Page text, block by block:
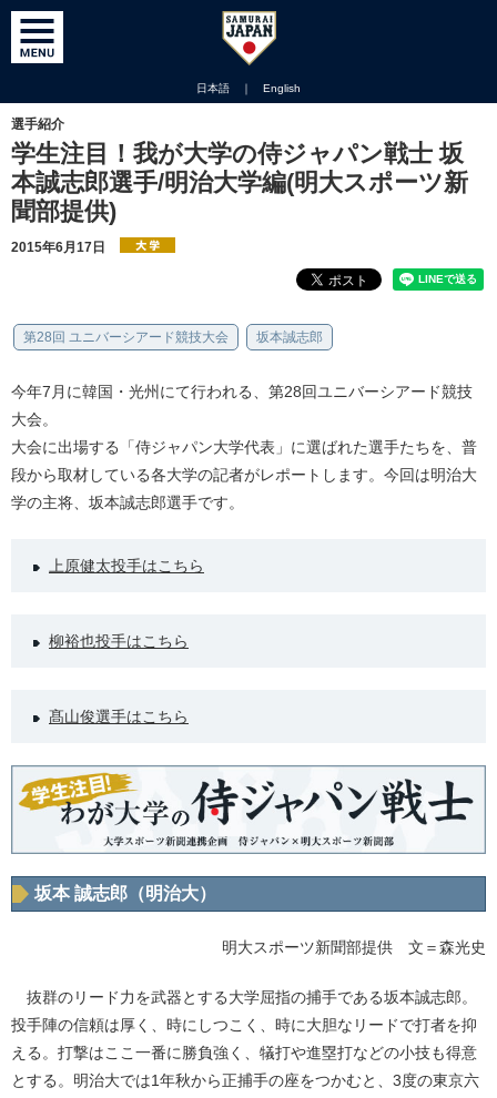
日本語 ｜ English
選手紹介
学生注目！我が大学の侍ジャパン戦士 坂
本誠志郎選手/明治大学編(明大スポーツ新
聞部提供)
2015年6月17日
第28回 ユニバーシアード競技大会 坂本誠志郎
今年7月に韓国・光州にて行われる、第28回ユニバーシアード競技
大会。
大会に出場する「侍ジャパン大学代表」に選ばれた選手たちを、普
段から取材している各大学の記者がレポートします。今回は明治大
学の主将、坂本誠志郎選手です。
上原健太投手はこちら
柳裕也投手はこちら
髙山俊選手はこちら
坂本 誠志郎（明治大）
明大スポーツ新聞部提供 文＝森光史
抜群のリード力を武器とする大学屈指の捕手である坂本誠志郎。
投手陣の信頼は厚く、時にしつこく、時に大胆なリードで打者を抑
える。打撃はここ一番に勝負強く、犠打や進塁打などの小技も得意
とする。明治大では1年秋から正捕手の座をつかむと、3度の東京六